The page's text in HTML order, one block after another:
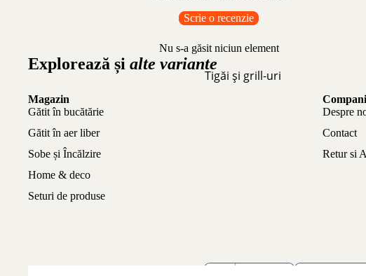
Tigăi și grill-uri
Scrie o recenzie
Nu s-a găsit niciun element
Explorează și alte variante
Magazin
Gătit în bucătărie
Gătit în aer liber
Sobe și Încălzire
Home & deco
Seturi de produse
Despre
Contact
Retur si